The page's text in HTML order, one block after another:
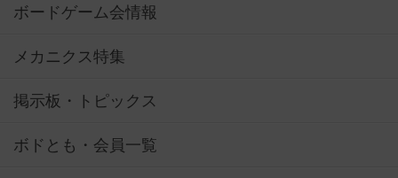
ボードゲーム会情報
メカニクス特集
掲示板・トピックス
ボドとも・会員一覧